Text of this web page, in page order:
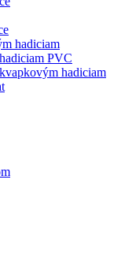
hadiciam
PVC
hadiciam